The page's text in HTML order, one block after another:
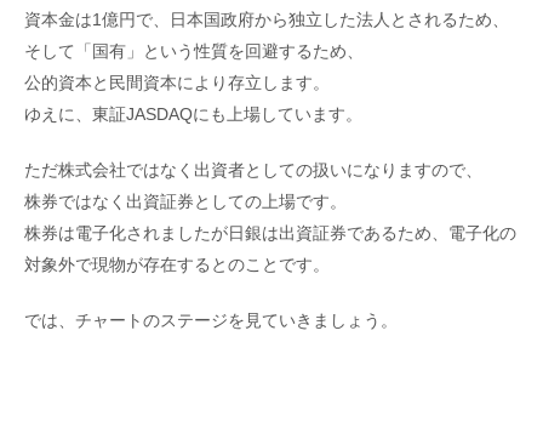
資本金は1億円で、日本国政府から独立した法人とされるため、
そして「国有」という性質を回避するため、
公的資本と民間資本により存立します。
ゆえに、東証JASDAQにも上場しています。
ただ株式会社ではなく出資者としての扱いになりますので、
株券ではなく出資証券としての上場です。
株券は電子化されましたが日銀は出資証券であるため、電子化の
対象外で現物が存在するとのことです。
では、チャートのステージを見ていきましょう。